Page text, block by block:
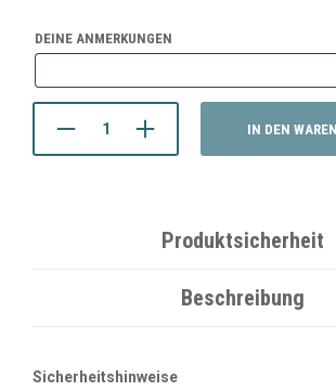
DEINE ANMERKUNGEN
IN DEN
Produktsicherheit
Beschreibung
Sicherheitshinweise